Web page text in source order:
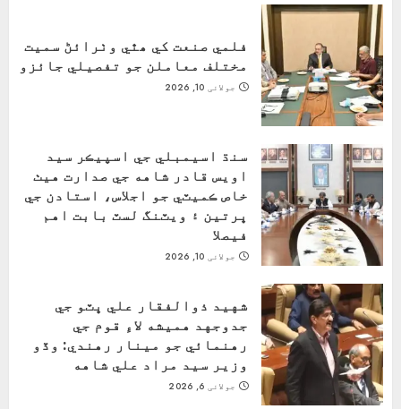
فلمي صنعت کي ھٿي وٺرائڻ سميت
مختلف معاملن جو تفصيلي جائزو
جولائی 10, 2026
سنڌ اسيمبلي جي اسپيڪر سيد
اويس قادر شاهه جي صدارت هيٺ
خاص ڪميٽي جو اجلاس، استادن جي
ڀرتين ۽ ويٽنگ لسٽ بابت اهم
فيصلا
جولائی 10, 2026
شهيد ذوالفقار علي ڀٽو جي
جدوجهد هميشه لاءِ قوم جي
رهنمائي جو مينار رهندي: وڏو
وزير سيد مراد علي شاهه
جولائی 6, 2026